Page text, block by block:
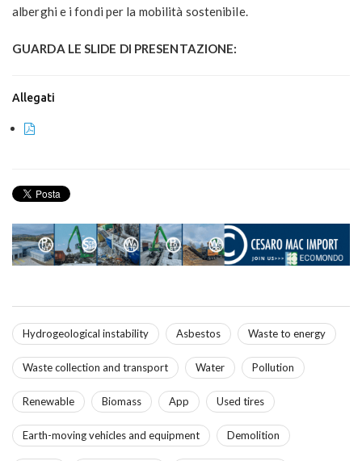
alberghi e i fondi per la mobilità sostenibile.
GUARDA LE SLIDE DI PRESENTAZIONE:
Allegati
Hydrogeological instability Asbestos Waste to energy
Waste collection and transport Water Pollution
Renewable Biomass App Used tires
Earth-moving vehicles and equipment Demolition